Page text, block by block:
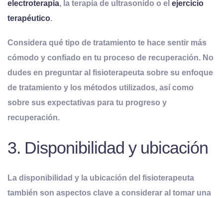
electroterapia, la terapia de ultrasonido o el ejercicio
terapéutico.
Considera qué tipo de tratamiento te hace sentir más
cómodo y confiado en tu proceso de recuperación. No
dudes en preguntar al fisioterapeuta sobre su enfoque
de tratamiento y los métodos utilizados, así como
sobre sus expectativas para tu progreso y
recuperación.
3. Disponibilidad y ubicación
La disponibilidad y la ubicación del fisioterapeuta
también son aspectos clave a considerar al tomar una